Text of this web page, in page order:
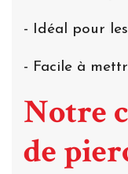
- Idéal pour
- Facile à
Notre
de